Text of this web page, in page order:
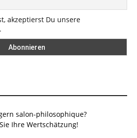
akzeptierst Du unsere
salon-philosophique?
Ihre Wertschätzung!